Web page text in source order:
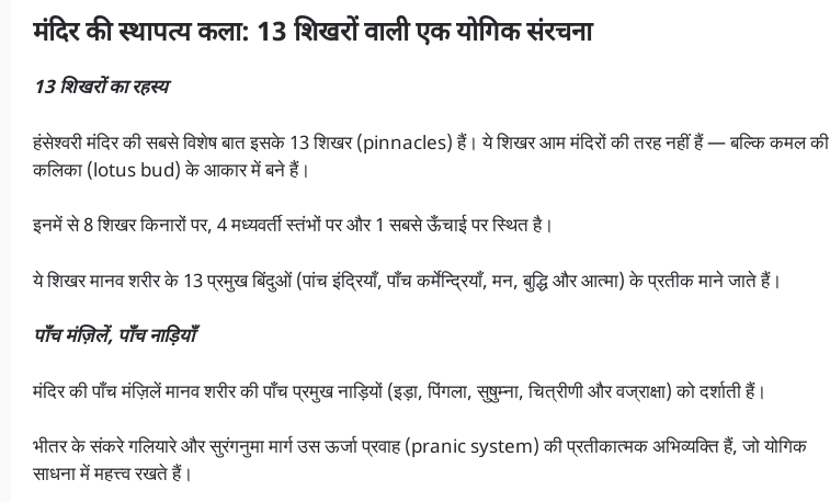
मंदिर की स्थापत्य कला: 13 शिखरों वाली एक योगिक संरचना
13 शिखरों का रहस्य
हंसेश्वरी मंदिर की सबसे विशेष बात इसके 13 शिखर (pinnacles) हैं। ये शिखर आम मंदिरों की तरह नहीं हैं — बल्कि कमल की
कलिका (lotus bud) के आकार में बने हैं।
इनमें से 8 शिखर किनारों पर, 4 मध्यवर्ती स्तंभों पर और 1 सबसे ऊँचाई पर स्थित है।
ये शिखर मानव शरीर के 13 प्रमुख बिंदुओं (पांच इंद्रियाँ, पाँच कर्मेन्द्रियाँ, मन, बुद्धि और आत्मा) के प्रतीक माने जाते हैं।
पाँच मंज़िलें, पाँच नाड़ियाँ
मंदिर की पाँच मंज़िलें मानव शरीर की पाँच प्रमुख नाड़ियों (इड़ा, पिंगला, सुषुम्ना, चित्रीणी और वज्राक्षा) को दर्शाती हैं।
भीतर के संकरे गलियारे और सुरंगनुमा मार्ग उस ऊर्जा प्रवाह (pranic system) की प्रतीकात्मक अभिव्यक्ति हैं, जो योगिक
साधना में महत्त्व रखते हैं।